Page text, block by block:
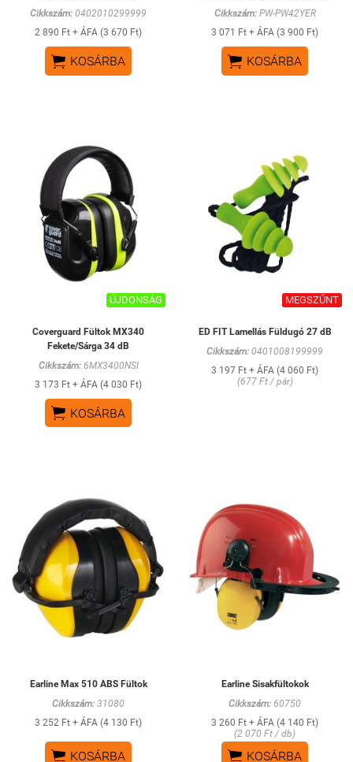
Cikkszám: 0402010299999
2 890 Ft + ÁFA (3 670 Ft)
 KOSÁRBA
Cikkszám:PW-PW42YER
3 071 Ft + ÁFA (3 900 Ft)
 KOSÁRBA
ÚJDONSÁG
Coverguard Fültok MX340
Fekete/Sárga 34 dB
Cikkszám:6MX3400NSI
3 173 Ft + ÁFA (4 030 Ft)
 KOSÁRBA
MEGSZŰNT
ED FIT Lamellás Füldugó 27 dB
Cikkszám: 0401008199999
3 197 Ft + ÁFA (4 060 Ft)
(677 Ft / pár)
Earline Max 510 ABS Fültok
Cikkszám: 31080
3 252 Ft + ÁFA (4 130 Ft)
 KOSÁRBA
Earline Sisakfültokok
Cikkszám: 60750
3 260 Ft + ÁFA (4 140 Ft)
(2 070 Ft / db)
 KOSÁRBA